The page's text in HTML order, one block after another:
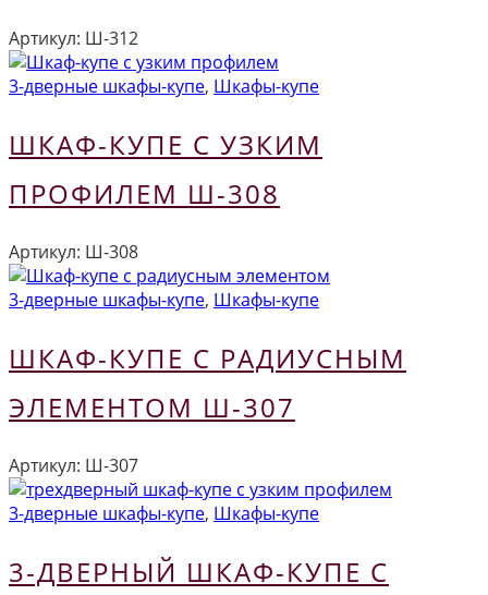
Артикул: Ш-312
3-дверные шкафы-купе, Шкафы-купе
ШКАФ-КУПЕ С УЗКИМ
ПРОФИЛЕМ Ш-308
Артикул: Ш-308
3-дверные шкафы-купе, Шкафы-купе
ШКАФ-КУПЕ С РАДИУСНЫМ
ЭЛЕМЕНТОМ Ш-307
Артикул: Ш-307
3-дверные шкафы-купе, Шкафы-купе
3-ДВЕРНЫЙ ШКАФ-КУПЕ С